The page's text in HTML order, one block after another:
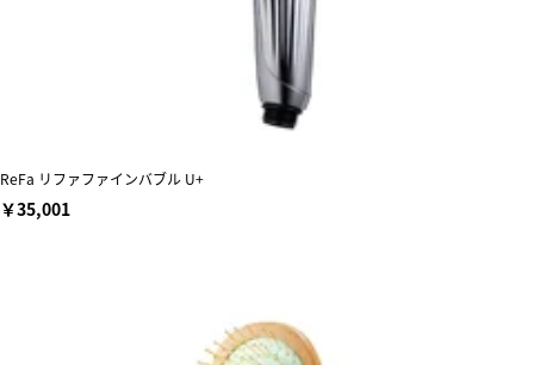
ReFa リファファインバブル U+
￥35,001